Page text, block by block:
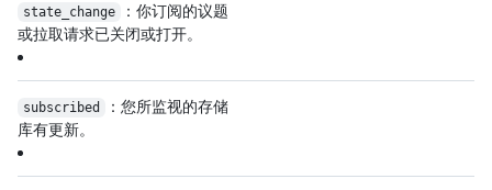
state_change
：你订阅的议题
或拉取请求已关闭或打开。
subscribed
：您所监视的存储
库有更新。